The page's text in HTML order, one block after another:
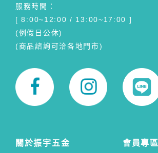
服務時間：
[ 8:00~12:00 / 13:00~17:00 ]
(例假日公休)
(商品諮詢可洽各地門市)
關於振宇五金 會員專區